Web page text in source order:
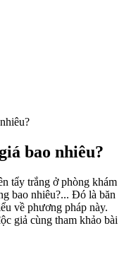
bao nhiêu?
tẩy trắng ở phòng khám
bao nhiêu?... Đó là băn
về phương pháp này.
giả cùng tham khảo bài